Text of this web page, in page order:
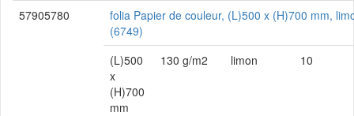
57905780
folia Papier de couleur, (L)500 x (H)700 mm,
(6749)
(L)500
x
(H)700
mm
130 g/m2 limon 10